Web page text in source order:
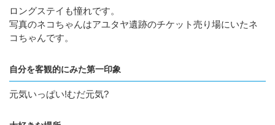
ロングステイも憧れです。
写真のネコちゃんはアユタヤ遺跡のチケット売り場にいたネ
コちゃんです。
自分を客観的にみた第一印象
元気いっぱい!むだ元気?